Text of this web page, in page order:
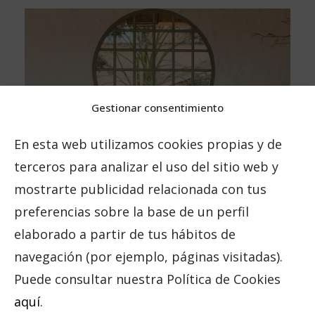
Gestionar consentimiento
En esta web utilizamos cookies propias y de
terceros para analizar el uso del sitio web y
mostrarte publicidad relacionada con tus
preferencias sobre la base de un perfil
elaborado a partir de tus hábitos de
navegación (por ejemplo, páginas visitadas).
Puede consultar nuestra Política de Cookies
aquí.